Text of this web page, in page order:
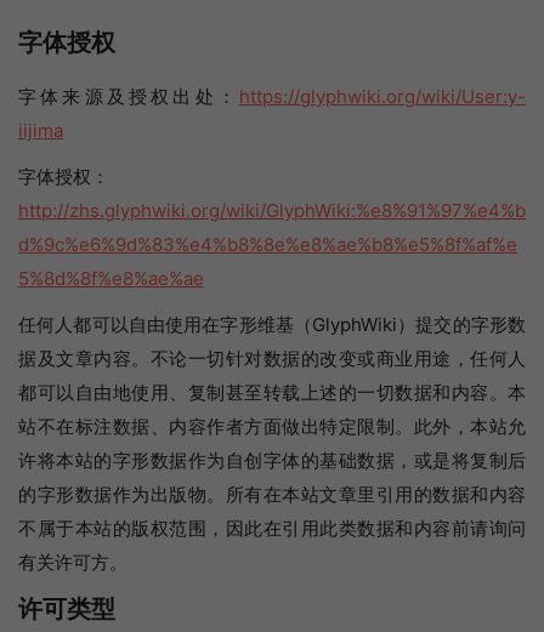
字体授权
字体来源及授权出处： https://glyphwiki.org/wiki/User:y-
iijima
字体授权：
http://zhs.glyphwiki.org/wiki/GlyphWiki:%e8%91%97%e4%b
d%9c%e6%9d%83%e4%b8%8e%e8%ae%b8%e5%8f%af%e
5%8d%8f%e8%ae%ae
任何人都可以自由使用在字形维基（GlyphWiki）提交的字形数
据及文章内容。不论一切针对数据的改变或商业用途，任何人
都可以自由地使用、复制甚至转载上述的一切数据和内容。本
站不在标注数据、内容作者方面做出特定限制。此外，本站允
许将本站的字形数据作为自创字体的基础数据，或是将复制后
的字形数据作为出版物。所有在本站文章里引用的数据和内容
不属于本站的版权范围，因此在引用此类数据和内容前请询问
有关许可方。
许可类型